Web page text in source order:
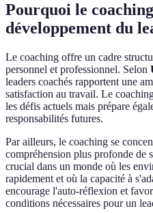
Pourquoi le
développement du
Le coaching offre un cadre
personnel et professionnel. Selon
leaders coachés rapportent une
satisfaction au travail. Le
les défis actuels mais prépare
responsabilités futures.
Par ailleurs, le coaching se
compréhension plus profonde de
crucial dans un monde où les
rapidement et où la capacité à
encourage l'auto-réflexion et
conditions nécessaires pour un